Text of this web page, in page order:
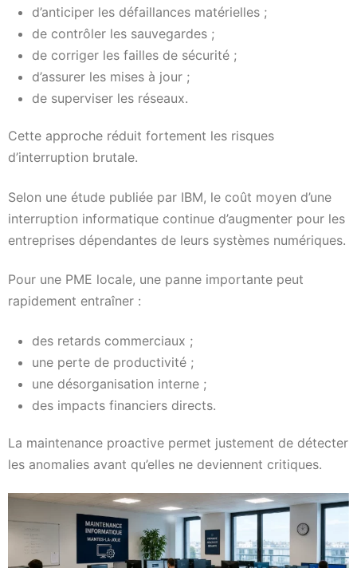
d’anticiper les défaillances matérielles ;
de contrôler les sauvegardes ;
de corriger les failles de sécurité ;
d’assurer les mises à jour ;
de superviser les réseaux.
Cette approche réduit fortement les risques
d’interruption brutale.
Selon une étude publiée par IBM, le coût moyen d’une
interruption informatique continue d’augmenter pour les
entreprises dépendantes de leurs systèmes numériques.
Pour une PME locale, une panne importante peut
rapidement entraîner :
des retards commerciaux ;
une perte de productivité ;
une désorganisation interne ;
des impacts financiers directs.
La maintenance proactive permet justement de détecter
les anomalies avant qu’elles ne deviennent critiques.